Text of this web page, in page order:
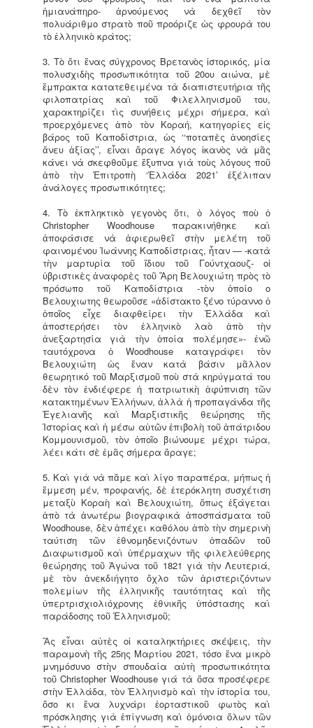
ἡμιανάπηρο- ἀρνούμενος νὰ δεχθεῖ τὸν
πολυάριθμο στρατὸ ποῦ προόριζε ὡς φρουρὰ του
τὸ ἑλληνικὸ κράτος;
3. Τὸ ὅτι ἕνας σύγχρονος Βρετανὸς ἱστορικός, μία
πολυσχιδὴς προσωπικότητα τοῦ 20ου αιώνα, μὲ
ἔμπρακτα κατατεθειμένα τὰ διαπιστευτήρια τῆς
φιλοπατρίας καὶ τοῦ Φιλελληνισμοῦ του,
χαρακτηρίζει τὶς συνήθεις μέχρι σήμερα, καὶ
προερχόμενες ἀπὸ τὸν Κοραή, κατηγορίες εἰς
βάρος τοῦ Καποδίστρια, ὡς ‘‘ποταπὲς ἀνοησίες
ἄνευ ἀξίας’’, εἶναι ἄραγε λόγος ἱκανὸς νὰ μᾶς
κάνει νὰ σκεφθοῦμε ἔξυπνα γιὰ τοὺς λόγους ποῦ
ἀπὸ τὴν Ἐπιτροπὴ ‘Ἑλλάδα 2021’ ἐξέλιπαν
ἀνάλογες προσωπικότητες;
4. Τὸ ἐκπληκτικὸ γεγονὸς ὅτι, ὁ λόγος ποὺ ὁ
Christopher Woodhouse παρακινήθηκε καὶ
ἀποφάσισε νὰ ἀφιερωθεῖ στὴν μελέτη τοῦ
φαινομένου Ἰωάννης Καποδίστριας, ἦταν — -κατὰ
τὴν μαρτυρία τοῦ ἴδιου τοῦ Γούντχαουζ- οἱ
ὑβριστικὲς ἀναφορὲς τοῦ Ἄρη Βελουχιώτη πρὸς τὸ
πρόσωπο τοῦ Καποδίστρια -τὸν ὁποίο o
Βελουχιωτης θεωροῦσε «ἀδίστακτο ξένο τύραννο ὁ
ὁποῖος εἶχε διαφθείρει τὴν Ἑλλάδα καὶ
ἀποστερήσει τὸν ἑλληνικὸ λαὸ ἀπὸ τὴν
ἀνεξαρτησία γιὰ τὴν ὁποία πολέμησε»- ἐνῶ
ταυτόχρονα ὁ Woodhouse καταγράφει τὸν
Βελουχιώτη ὡς ἕναν κατὰ βάσιν μᾶλλον
θεωρητικό τοῦ Μαρξισμοῦ ποὺ στὰ κηρύγματά του
δὲν τὸν ἐνδιέφερε ἡ πατριωτικὴ ἀφύπνιση τῶν
κατακτημένων Ἑλλήνων, ἀλλὰ ἡ προπαγάνδα τῆς
Ἐγελιανῆς καὶ Μαρξιστικῆς θεώρησης τῆς
Ἱστορίας καὶ ἡ μέσω αὐτῶν ἐπιβολὴ τοῦ ἀπάτριδου
Κομμουνισμοῦ, τὸν ὁποῖο βιώνουμε μέχρι τώρα,
λέει κάτι σὲ ἐμᾶς σήμερα ἄραγε;
5. Καὶ γιὰ νὰ πᾶμε καὶ λίγο παραπέρα, μήπως ἡ
ἔμμεση μέν, προφανής, δὲ ἑτερόκλητη συσχέτιση
μεταξὺ Κοραὴ καὶ Βελουχιώτη, ὅπως ἐξάγεται
ἀπὸ τὰ ἀνωτέρω βιογραφικὰ ἀποσπάσματα τοῦ
Woodhouse, δὲν ἀπέχει καθόλου ἀπὸ τὴν σημερινὴ
ταύτιση τῶν ἐθνομηδενιζόντων ὀπαδῶν τοῦ
Διαφωτισμοῦ καὶ ὑπέρμαχων τῆς φιλελεύθερης
θεώρησης τοῦ Ἀγώνα τοῦ 1821 γιὰ τὴν Λευτεριά,
μὲ τὸν ἀνεκδιήγητο ὄχλο τῶν ἀριστεριζόντων
πολεμίων τῆς ἑλληνικῆς ταυτότητας καὶ τῆς
ὑπερτρισχιολιόχρονης ἐθνικῆς ὑπόστασης καὶ
παράδοσης τοῦ Ἑλληνισμοῦ;
Ἂς εἶναι αὐτὲς οἱ καταληκτήριες σκέψεις, τὴν
παραμονὴ τῆς 25ης Μαρτίου 2021, τόσο ἕνα μικρὸ
μνημόσυνο στὴν σπουδαία αὐτὴ προσωπικότητα
τοῦ Christopher Woodhouse γιά τὰ ὅσα προσέφερε
στὴν Ἑλλάδα, τὸν Ἑλληνισμὸ καὶ τὴν ἱστορία του,
ὅσο κι ἕνα λυχνάρι ἑορταστικοῦ φωτὸς καὶ
πρόσκλησης γιὰ ἐπίγνωση καὶ ὁμόνοια ὅλων τῶν